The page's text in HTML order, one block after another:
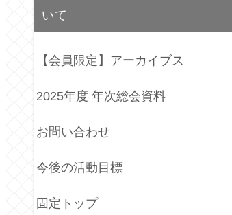
いて
【会員限定】アーカイブス
2025年度 年次総会資料
お問い合わせ
今後の活動目標
固定トップ